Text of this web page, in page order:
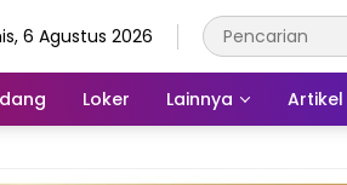
6 Agustus 2026
Loker Lainnya Artikel